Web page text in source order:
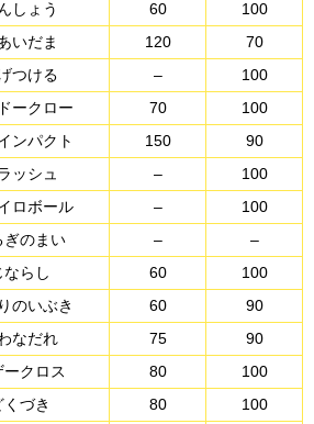
しょう 60
100
いだま 120
70
つける –
100
ークロー 70
100
ンパクト 150
90
ッシュ –
100
ロボール –
100
ぎのまい –
–
ならし 60
100
のいぶき 60
90
なだれ 75
90
ークロス 80
100
くづき 80
100